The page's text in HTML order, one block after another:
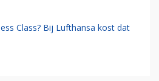
Class? Bij Lufthansa kost dat